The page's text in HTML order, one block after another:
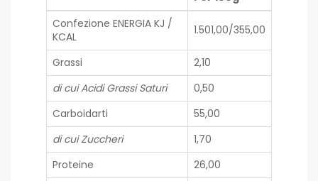
Confezione ENERGIA KJ /
KCAL
1.501,00/355,00
Grassi
2,10
di cui Acidi Grassi Saturi
0,50
Carboidarti
55,00
di cui Zuccheri
1,70
Proteine
26,00